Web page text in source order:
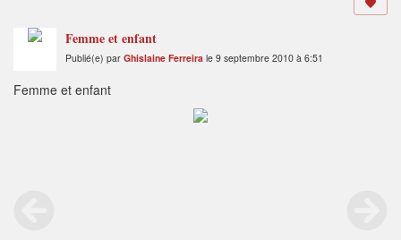
Femme et enfant
Publié(e) par Ghislaine Ferreira le 9 septembre 2010 à 6:51
Femme et enfant